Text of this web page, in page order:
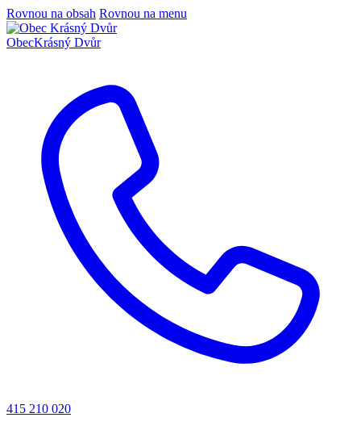
Rovnou na obsah Rovnou na menu
ObecKrásný Dvůr
415 210 020